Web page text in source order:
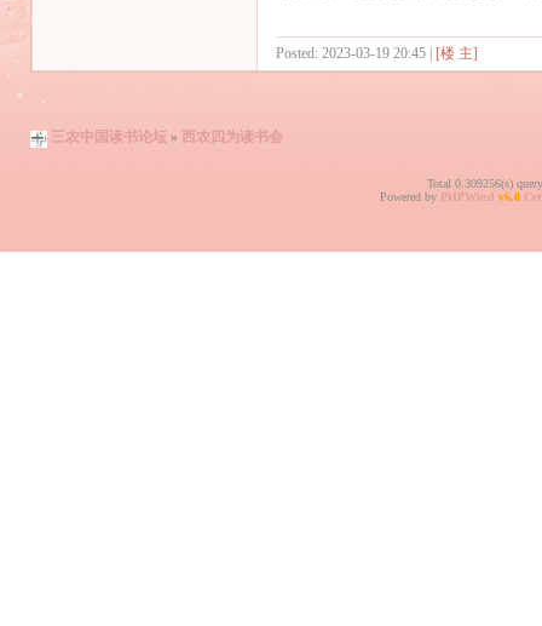
Posted: 2023-03-19 20:45 | [楼 主]
三农中国读书论坛 » 西农四为读书会
Total 0.309256(s)
Powered by PHPWind v6.0